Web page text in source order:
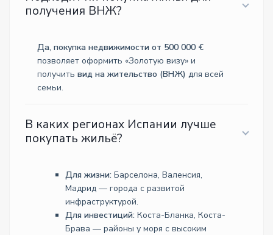
получения ВНЖ?
Да, покупка недвижимости от 500 000 €
позволяет оформить «Золотую визу» и
получитьвид на жительство (ВНЖ) для всей
семьи.
В каких регионах Испании лучше
покупать жильё?
Для жизни: Барселона, Валенсия,
Мадрид — города с развитой
инфраструктурой.
Для инвестиций: Коста-Бланка, Коста-
Брава — районы у моря с высоким